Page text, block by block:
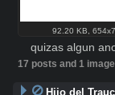
92.20 KB,
quizas algun
17 posts and 1
Hijo del